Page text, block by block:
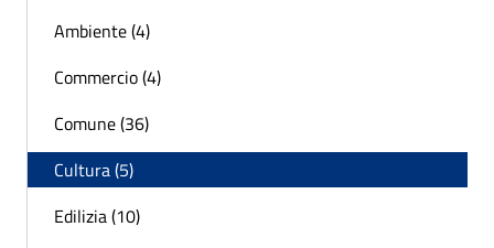
Ambiente (4)
Commercio (4)
Comune (36)
Cultura (5)
Edilizia (10)